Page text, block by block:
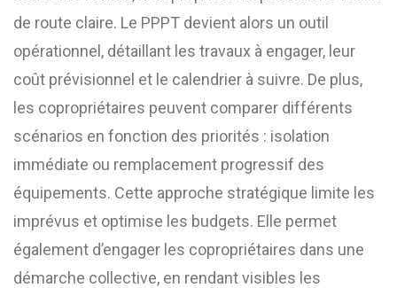
de route claire. Le PPPT devient alors un outil
opérationnel, détaillant les travaux à engager, leur
coût prévisionnel et le calendrier à suivre. De plus,
les copropriétaires peuvent comparer différents
scénarios en fonction des priorités : isolation
immédiate ou remplacement progressif des
équipements. Cette approche stratégique limite les
imprévus et optimise les budgets. Elle permet
également d’engager les copropriétaires dans une
démarche collective, en rendant visibles les